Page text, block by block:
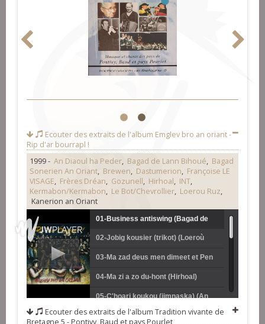
1 2
Ecouter des extraits de l'album Emglev bro an oriant -
Rip d'ar bourrapl !
1999 - An Diaoul ha Peder, Bagad de Lann Bihoué, Bagad
Sonerien An Oriant, Brewen, Dastumerion, Françoise LE
VISAGE, Frères Dréan, Gozunell, Hirhoal, INT,
Kermabon/Kermabon, Le Bot/Chevrollier, Loerou Ruz,
Kanerion an Oriant
01-Business antiswing (Bagad de
Lann-Bihoué)
02-Jobig kousier (trikot) (Loeroù
ruz)
03-Ma zad deus men dimeet et Pen
prat (Didier Le Bot et Hervé
Chevrollier)
04-Ma zi a zo du-hont (Hirhoal)
05-C'hoari koukou (jimnaska) (An
diaoul ha peder)
06-kas a-barzh (Les frères Dréan)
Ecouter des extraits de l'album Tradition vivante de